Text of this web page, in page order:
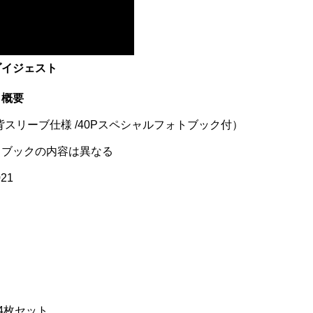
ジェスト
要
リーブ仕様 /40Pスペシャルフォトブック付）
ックの内容は異なる
セット